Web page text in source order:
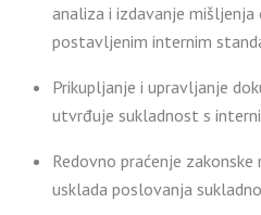
analiza i izdavanje mišljenja
postavljenim internim
Prikupljanje i upravljanje
utvrđuje sukladnost s
Redovno praćenje
usklada poslovanja